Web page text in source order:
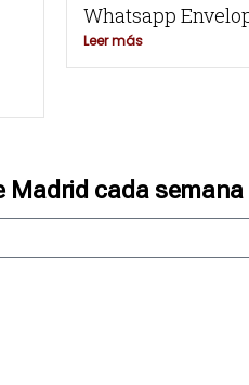
Whatsapp
Leer más
Madrid cada